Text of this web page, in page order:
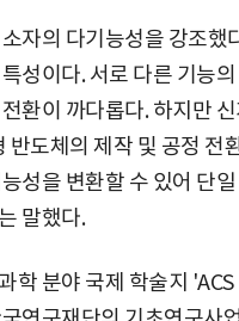
자의 다기능성을 강조했
성이다. 서로 다른 기능
환이 까다롭다. 하지만
반도체의 제작 및 공정 전
성을 변환할 수 있어 단
말했다.
학 분야 국제 학술지